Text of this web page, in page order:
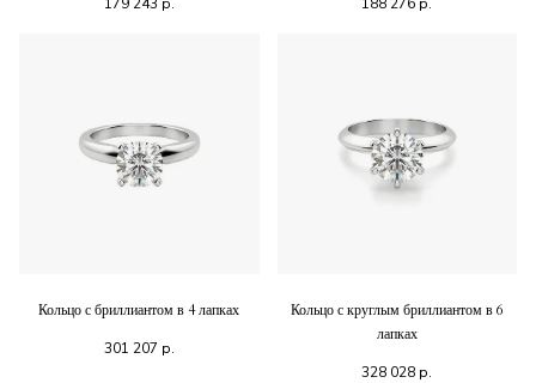
Кольцо с бриллиантом в 4 лапках
301 207 р.
Кольцо с круглым бриллиантом в 6
лапках
328 028 р.